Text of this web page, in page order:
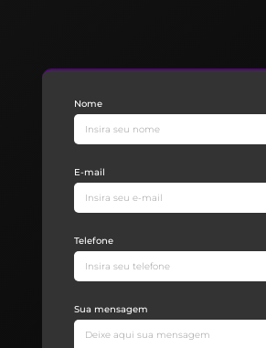
Nome
E-mail
Telefone
Sua mensagem